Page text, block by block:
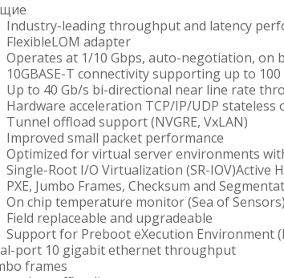
Industry-leading throughput and latency
FlexibleLOM adapter
Operates at 1/10 Gbps, auto-negotiation, on
10GBASE-T connectivity supporting up to
Up to 40 Gb/s bi-directional near line rate
Hardware acceleration TCP/IP/UDP stateless
Tunnel offload support (NVGRE, VxLAN)
Improved small packet performance
Optimized for virtual server environments
Single-Root I/O Virtualization (SR-IOV)Active
PXE, Jumbo Frames, Checksum and
On chip temperature monitor (Sea of Sensors)
Field replaceable and upgradeable
Support for Preboot eXecution Environment
port 10 gigabit ethernet throughput
frames